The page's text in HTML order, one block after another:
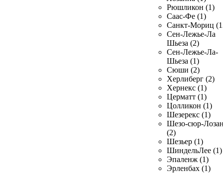
Рюшликон (1)
Саас-Фе (1)
Санкт-Мориц
Сен-Лежье-Ла
Шьеза (2)
Сен-Лежье-Ла-
Шьеза (1)
Сюши (2)
Херлиберг (2)
Хернекс (1)
Церматт (1)
Цолликон (1)
Шезерекс (1)
Шезо-сюр-
(2)
Шезьер (1)
ШиндельЛее (1)
Эпаленж (1)
Эрленбах (1)